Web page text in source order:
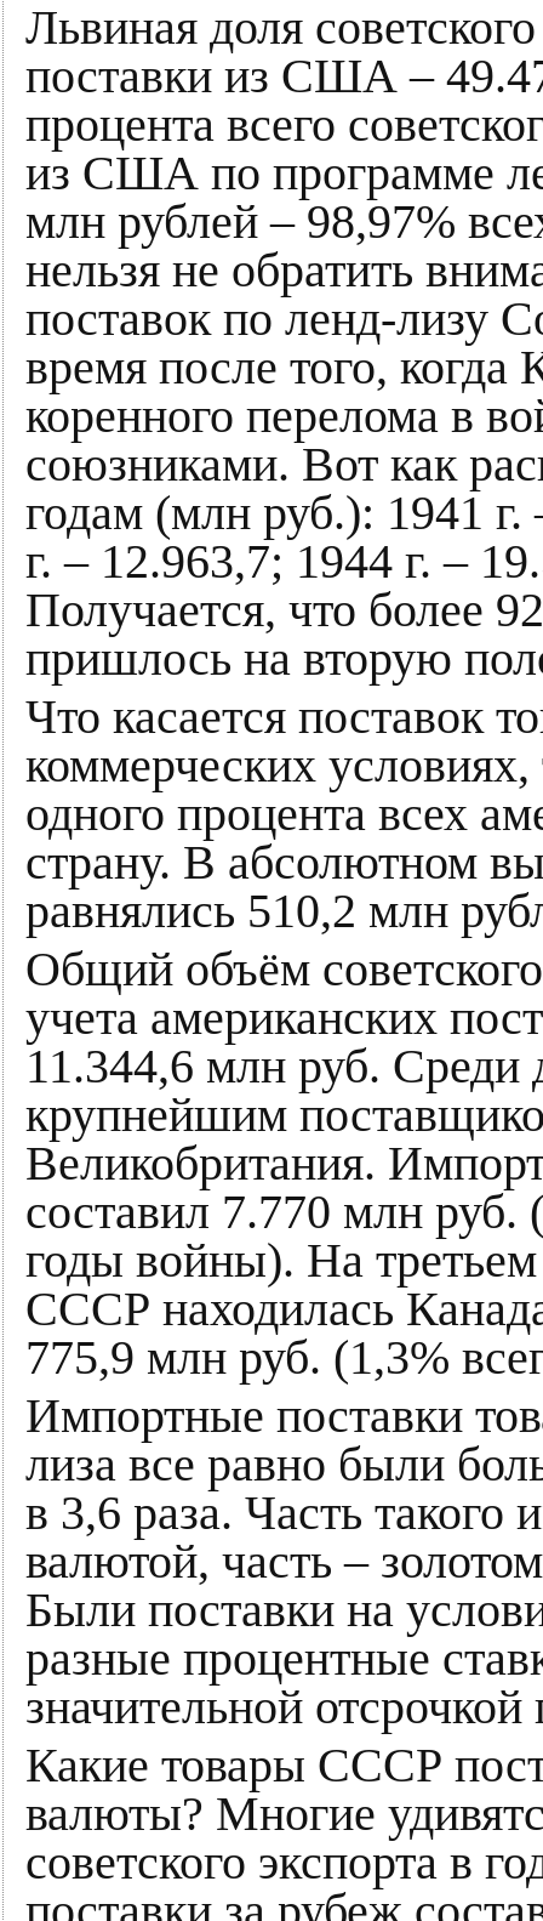
Львиная доля
поставки из США –
процента всего
из США по программе
млн рублей – 98,97%
нельзя не обратить
поставок по ленд-лизу
время после того, когда
коренного перелома в
союзниками. Вот как
годам (млн руб.): 1941
г. – 12.963,7; 1944 г. –
Получается, что более
пришлось на вторую
Что касается
коммерческих
одного процента всех
страну. В абсолютном
равнялись 510,2 млн
Общий объём
учета американских
11.344,6 млн руб.
крупнейшим
Великобритания.
составил 7.770 млн
годы войны). На третьем
СССР находилась
775,9 млн руб. (1,3%
Импортные поставки
лиза все равно были
в 3,6 раза. Часть такого
валютой, часть –
Были поставки на
разные процентные
значительной
Какие товары СССР
валюты? Многие
советского экспорта в